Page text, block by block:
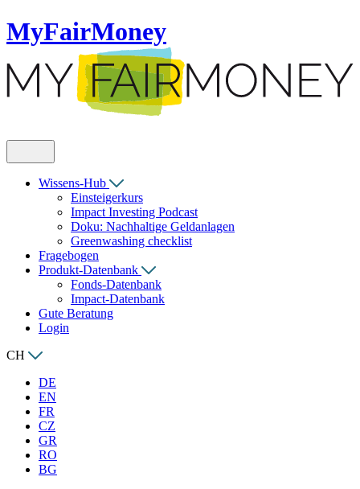
MyFairMoney
Wissens-Hub
Einsteigerkurs
Impact Investing Podcast
Doku: Nachhaltige Geldanlagen
Greenwashing checklist
Fragebogen
Produkt-Datenbank
Fonds-Datenbank
Impact-Datenbank
Gute Beratung
Login
CH
DE
EN
FR
CZ
GR
RO
BG